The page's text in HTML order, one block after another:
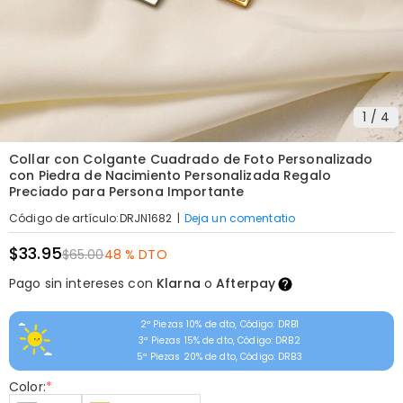
1 / 4
Collar con Colgante Cuadrado de Foto Personalizado
con Piedra de Nacimiento Personalizada Regalo
Preciado para Persona Importante
Código de artículo:DRJN1682 | Deja un comentatio
$33.95$65.0048 % DTO
Pago sin intereses con Klarna oAfterpay
2ª Piezas 10% de dto, Código: DRB1
3ª Piezas 15% de dto, Código: DRB2
5ª Piezas 20% de dto, Código: DRB3
Color:*